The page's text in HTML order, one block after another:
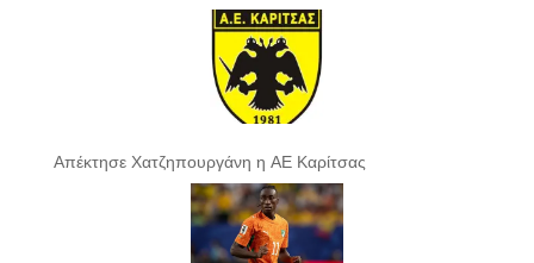
Απέκτησε Χατζηπουργάνη η ΑΕ Καρίτσας